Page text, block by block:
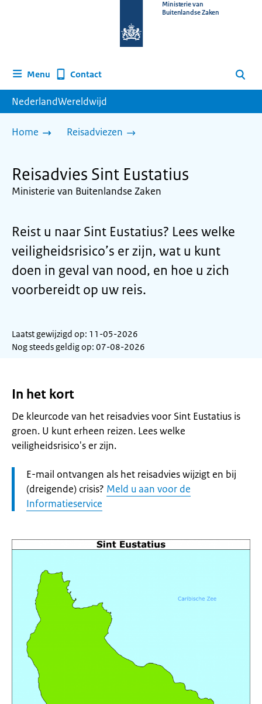
homepage
Ministerie van
Buitenlandse Zaken
Menu Contact Zoeken
NederlandWereldwijd
Home Reisadviezen
Reisadvies Sint Eustatius
Ministerie van Buitenlandse Zaken
Reist u naar Sint Eustatius? Lees welke
veiligheidsrisico’s er zijn, wat u kunt
doen in geval van nood, en hoe u zich
voorbereidt op uw reis.
Laatst gewijzigd op: 11-05-2026
Nog steeds geldig op: 07-08-2026
In het kort
De kleurcode van het reisadvies voor Sint Eustatius is
groen. U kunt erheen reizen. Lees welke
veiligheidsrisico's er zijn.
Let
op:
E-mail ontvangen als het reisadvies wijzigt en bij
(dreigende) crisis? Meld u aan voor de
Informatieservice